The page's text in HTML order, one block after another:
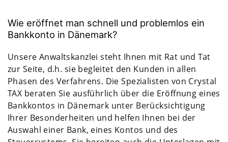
Wie eröffnet man schnell und problemlos ein
Bankkonto in Dänemark?
Unsere Anwaltskanzlei steht Ihnen mit Rat und Tat
zur Seite, d.h. sie begleitet den Kunden in allen
Phasen des Verfahrens. Die Spezialisten von Crystal
TAX beraten Sie ausführlich über die Eröffnung eines
Bankkontos in Dänemark unter Berücksichtigung
Ihrer Besonderheiten und helfen Ihnen bei der
Auswahl einer Bank, eines Kontos und des